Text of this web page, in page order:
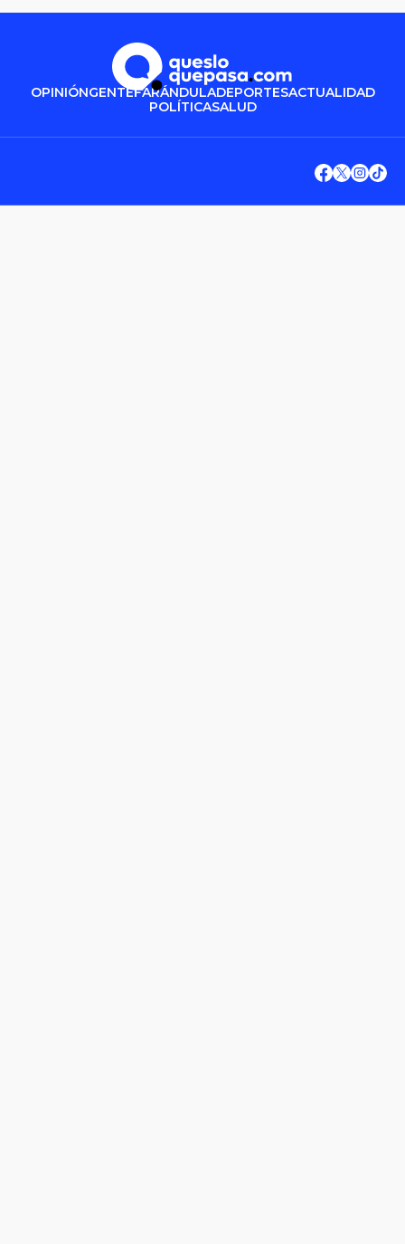
OPINIÓNGENTEFARÁNDULADEPORTESACTUALIDAD
POLÍTICASALUD